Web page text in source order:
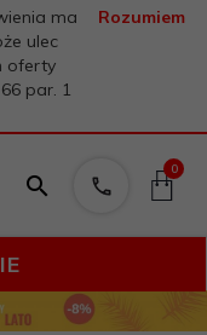
ma
ulec
oferty
par. 1
Rozumiem
0